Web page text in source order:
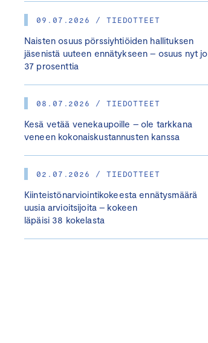
09.07.2026 / TIEDOTTEET
Naisten osuus pörssiyhtiöiden hallituksen
jäsenistä uuteen ennätykseen – osuus nyt jo
37 prosenttia
08.07.2026 / TIEDOTTEET
Kesä vetää venekaupoille – ole tarkkana
veneen kokonaiskustannusten kanssa
02.07.2026 / TIEDOTTEET
Kiinteistönarviointikokeesta ennätysmäärä
uusia arvioitsijoita – kokeen
läpäisi 38 kokelasta